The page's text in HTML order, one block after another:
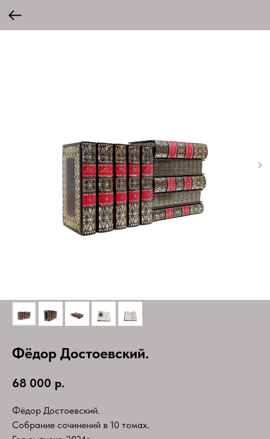
Фёдор Достоевский.
68 000 р.
Фёдор Достоевский.
Собрание сочинений в 10 томах.